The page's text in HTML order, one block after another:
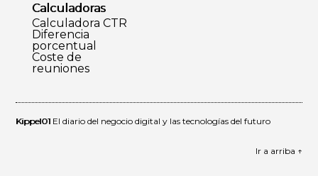
Calculadoras
Calculadora CTR
Diferencia
porcentual
Coste de
reuniones
Kippel01 El diario del negocio digital y las tecnologías del futuro
Ir a arriba ↑